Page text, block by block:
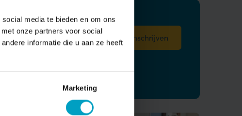
media te bieden en om ons
onze partners voor social
informatie die u aan ze heeft
Marketing